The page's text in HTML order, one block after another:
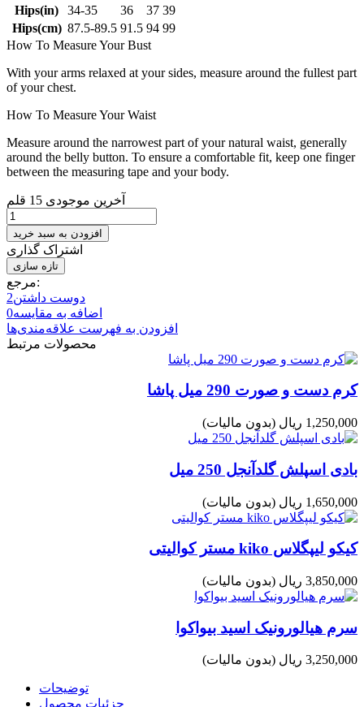
Hips(in)
34-35 36 37 39
Hips(cm) 87.5-89.5 91.5 94 99
How To Measure Your Bust
With your arms relaxed at your sides, measure around the fullest part
of your chest.
How To Measure Your Waist
Measure around the narrowest part of your natural waist, generally
around the belly button. To ensure a comfortable fit, keep one finger
between the measuring tape and your body.
آخرین موجودی 15 قلم
افزودن به سبد خرید
اشتراک گذاری
مرجع:
دوست داشتن2
اضافه به مقایسه0
افزودن به فهرست علاقه‌مندی‌ها
محصولات مرتبط
کرم دست و صورت 290 میل پاشا
1,250,000 ریال (بدون مالیات)
بادی اسپلش گلدآنجل 250 میل
1,650,000 ریال (بدون مالیات)
کیکو لیپگلاس kiko مستر کوالیتی
3,850,000 ریال (بدون مالیات)
سرم هیالورونیک اسید بیواکوا
3,250,000 ریال (بدون مالیات)
توضیحات
جزئیات محصول